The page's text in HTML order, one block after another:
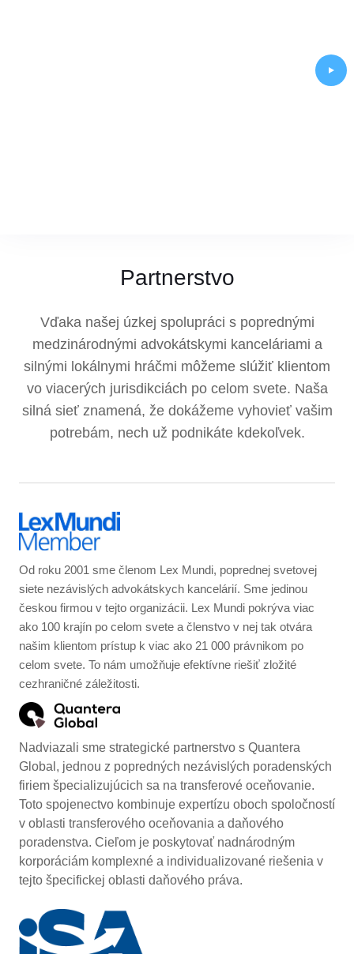
Partnerstvo
Vďaka našej úzkej spolupráci s poprednými
medzinárodnými advokátskymi kanceláriami a
silnými lokálnymi hráčmi môžeme slúžiť klientom
vo viacerých jurisdikciách po celom svete. Naša
silná sieť znamená, že dokážeme vyhovieť vašim
potrebám, nech už podnikáte kdekoľvek.
Od roku 2001 sme členom Lex Mundi, poprednej svetovej
siete nezávislých advokátskych kancelárií. Sme jedinou
českou firmou v tejto organizácii. Lex Mundi pokrýva viac
ako 100 krajín po celom svete a členstvo v nej tak otvára
našim klientom prístup k viac ako 21 000 právnikom po
celom svete. To nám umožňuje efektívne riešiť zložité
cezhraničné záležitosti.
Nadviazali sme strategické partnerstvo s Quantera
Global, jednou z popredných nezávislých poradenských
firiem špecializujúcich sa na transferové oceňovanie.
Toto spojenectvo kombinuje expertízu oboch spoločností
v oblasti transferového oceňovania a daňového
poradenstva. Cieľom je poskytovať nadnárodným
korporáciám komplexné a individualizované riešenia v
tejto špecifickej oblasti daňového práva.